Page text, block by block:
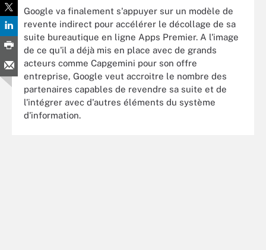
Google va finalement s'appuyer sur un modèle de
revente indirect pour accélérer le décollage de sa
suite bureautique en ligne Apps Premier. A l'image
de ce qu'il a déjà mis en place avec de grands
acteurs comme Capgemini pour son offre
entreprise, Google veut accroitre le nombre des
partenaires capables de revendre sa suite et de
l'intégrer avec d'autres éléments du système
d'information.